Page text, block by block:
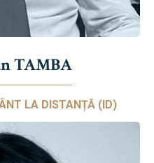
TAMBA
LA DISTANȚĂ (ID)